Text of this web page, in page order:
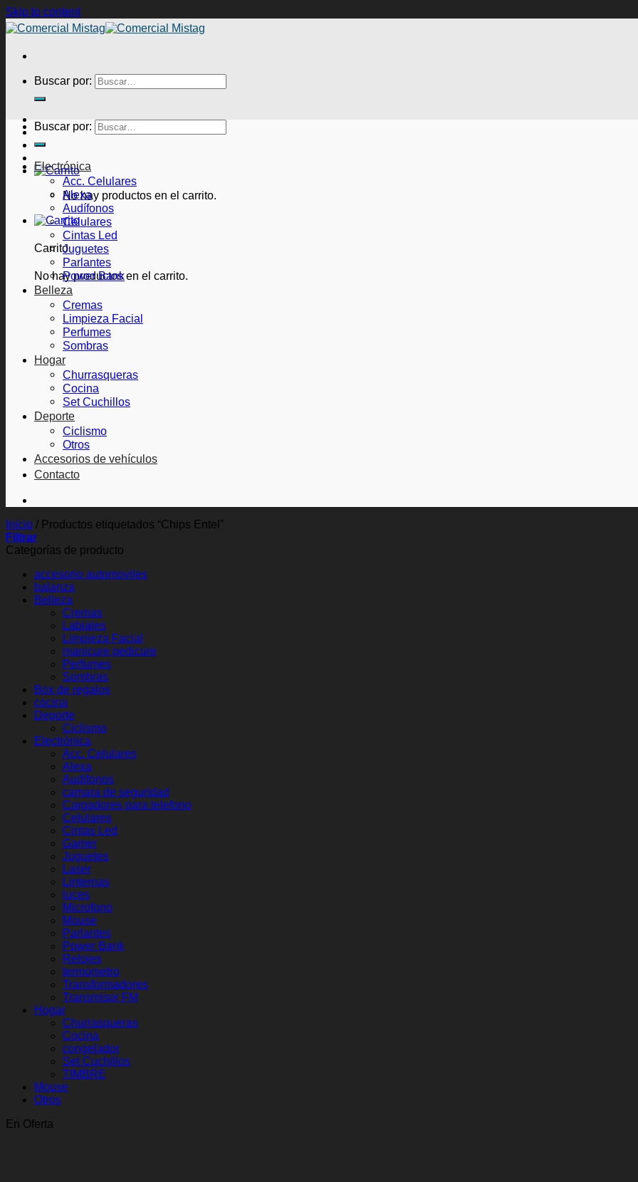
Skip to content
Buscar por:
No hay productos en el carrito.
Carrito
No hay productos en el carrito.
Buscar por:
Electrónica
Acc. Celulares
Alexa
Audífonos
Celulares
Cintas Led
Juguetes
Parlantes
Power Bank
Belleza
Cremas
Limpieza Facial
Perfumes
Sombras
Hogar
Churrasqueras
Cocina
Set Cuchillos
Deporte
Ciclismo
Otros
Accesorios de vehículos
Contacto
Inicio / Productos etiquetados “Chips Entel”
Filtrar
Categorías de producto
accesorio automoviles
balanza
Belleza
Cremas
Labiales
Limpieza Facial
manicure pedicure
Perfumes
Sombras
Box de regalos
cocina
Deporte
Ciclismo
Electrónica
Acc. Celulares
Alexa
Audífonos
camara de seguridad
Cargadores para telefono
Celulares
Cintas Led
Gamer
Juguetes
Laser
Linternas
luces
Microfono
Mouse
Parlantes
Power Bank
Relojes
termometro
Transformadores
Transmisor FM
Hogar
Churrasqueras
Cocina
congelador
Set Cuchillos
TIMBRE
Mouse
Otros
En Oferta